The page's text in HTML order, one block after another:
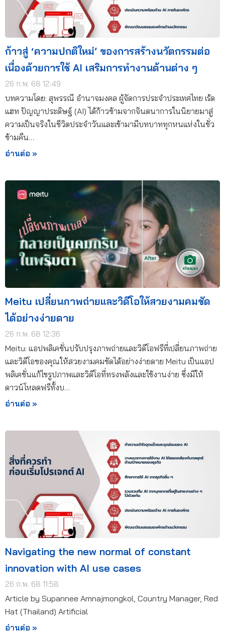
ก้าวสู่ ‘ความปกติใหม่’ ของการสร้างนวัตกรรมต่อ
เนื่องด้วยการใช้ AI เสริมการทำงานด้านต่าง ๆ
26 ก.พ. 68 12:49
บทความโดย: สุพรรณี อำนาจมงคล ผู้จัดการประจำประเทศไทย เร้ด
แฮท ปัญญาประดิษฐ์ (AI) ได้ก้าวข้ามจากจินตนาการในนิยายมาสู่
ความเป็นจริงในชีวิตประจำวันและเข้ามามีบทบาททุกหนแห่งในชั่ว
ข้ามคืน…
อ่านต่อ »
Meitu เปลี่ยนภาพถ่ายและวิดีโอให้สวยงามคมชัด
ได้อย่างง่ายดาย
26 ก.พ. 68 12:36
Meitu: แอปพลิเคชั่นปรับปรุงภาพถ่ายและวิดีโอฟรีที่เปลี่ยนภาพถ่าย
และวิดีโอของคุณให้สวยงามคมชัดได้อย่างง่ายดาย Meitu เป็นแอป
พลิเคชั่นแก้ไขรูปภาพและวิดีโอที่ทรงพลังและใช้งานง่าย ซึ่งมีให้
ดาวน์โหลดฟรีทั้งบ…
อ่านต่อ »
Navigating the new normal of constant
innovation with AI use cases
26 ก.พ. 68 11:58
Article by Supannee Amnajmongkol, Country Manager, Red
Hat (Thailand) Artificial
อ่านต่อ »